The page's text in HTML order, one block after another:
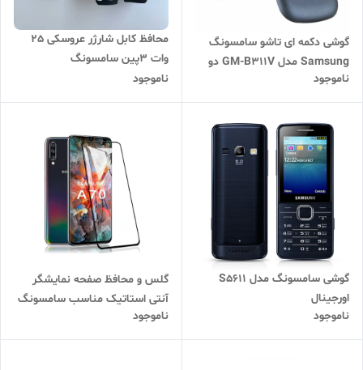
گوشی دکمه ای تاشو سامسونگ
Samsung مدل GM-B311V دو
سیم کارت
ناموجود
محافظ کابل شارژر عروسکی 25
وات 3پین سامسونگ
ناموجود
گوشی سامسونگ مدل S5611
اورجینال
ناموجود
گلس و محافظ صفحه نمایشگر
آنتی استاتیک مناسب سامسونگ
A70
ناموجود